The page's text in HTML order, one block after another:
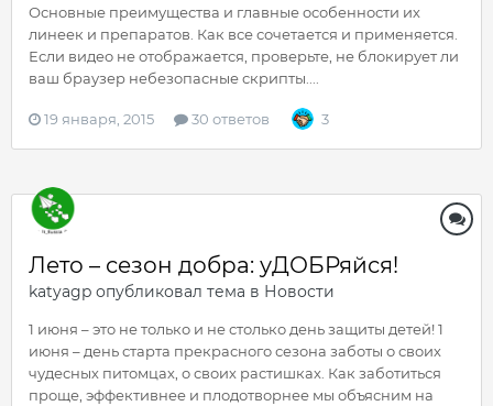
Основные преимущества и главные особенности их
линеек и препаратов. Как все сочетается и применяется.
Если видео не отображается, проверьте, не блокирует ли
ваш браузер небезопасные скрипты....
19 января, 2015 30 ответов 3
Лето – сезон добра: уДОБРяйся!
katyagp опубликовал тема в Новости
1 июня – это не только и не столько день защиты детей! 1
июня – день старта прекрасного сезона заботы о своих
чудесных питомцах, о своих растишках. Как заботиться
проще, эффективнее и плодотворнее мы объясним на